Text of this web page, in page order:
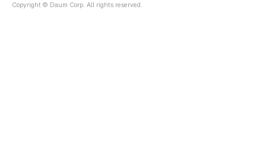
Copyright © Daum Corp. All rights reserved.